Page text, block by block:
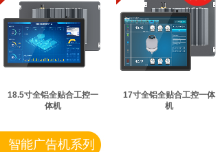
18.5寸全铝全贴合工控一
体机
17寸全铝全贴合工控一体
机
智能广告机系列